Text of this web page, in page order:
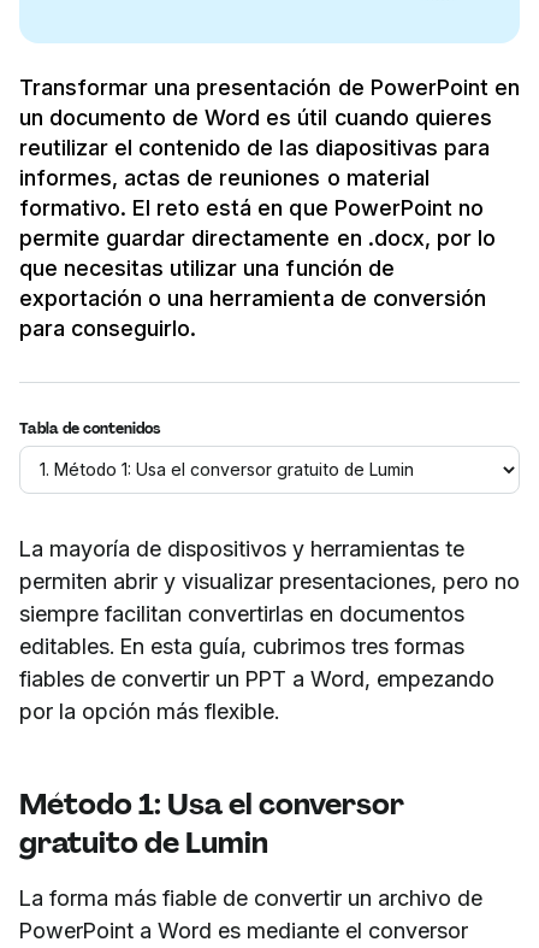
Transformar una presentación de PowerPoint en
un documento de Word es útil cuando quieres
reutilizar el contenido de las diapositivas para
informes, actas de reuniones o material
formativo. El reto está en que PowerPoint no
permite guardar directamente en .docx, por lo
que necesitas utilizar una función de
exportación o una herramienta de conversión
para conseguirlo.
Tabla de contenidos
La mayoría de dispositivos y herramientas te
permiten abrir y visualizar presentaciones, pero no
siempre facilitan convertirlas en documentos
editables. En esta guía, cubrimos tres formas
fiables de convertir un PPT a Word, empezando
por la opción más flexible.
Método 1: Usa el conversor
gratuito de Lumin
La forma más fiable de convertir un archivo de
PowerPoint a Word es mediante el conversor